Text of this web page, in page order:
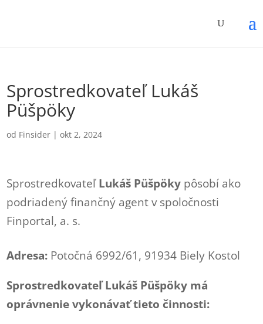
Sprostredkovateľ Lukáš
Püšpöky
od Finsider |okt 2, 2024
SprostredkovateľLukáš Püšpöky pôsobí ako
podriadený finančný agent v spoločnosti
Finportal, a. s.
Adresa: Potočná 6992/61, 91934 Biely Kostol
Sprostredkovateľ Lukáš Püšpöky má
oprávnenie vykonávať tieto činnosti: